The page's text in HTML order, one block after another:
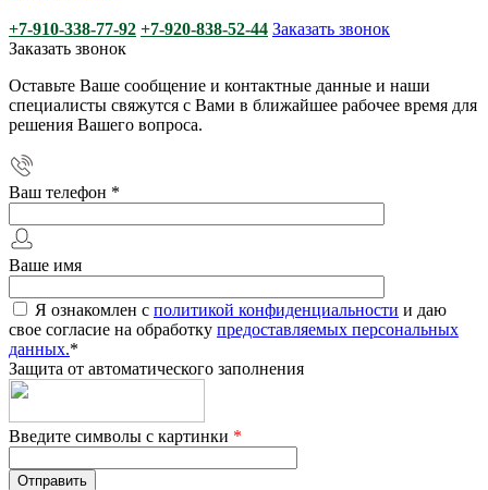
+7-910-338-77-92 +7-920-838-52-44 Заказать звонок
Заказать звонок
Оставьте Ваше сообщение и контактные данные и наши
специалисты свяжутся с Вами в ближайшее рабочее время для
решения Вашего вопроса.
Ваш телефон *
Ваше имя
Я ознакомлен с политикой конфиденциальности и даю
свое согласие на обработку предоставляемых персональных
данных.*
Защита от автоматического заполнения
Введите символы с картинки *